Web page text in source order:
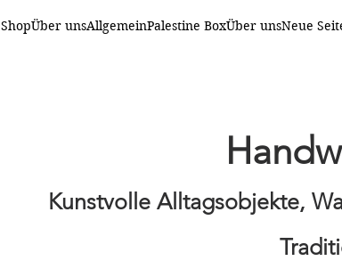
ShopÜber unsAllgemeinPalestine BoxÜber unsNeue
Kunstvolle Alltagsobjekte,